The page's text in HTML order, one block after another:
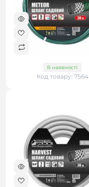
В наявності
Код товару: 7564